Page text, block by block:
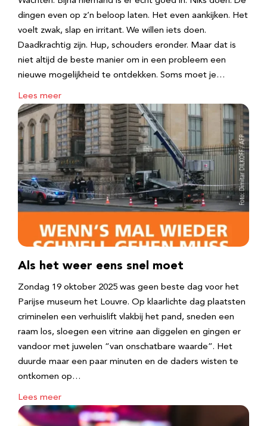
dingen even op z’n beloop laten. Het even aankijken. Het
voelt zwak, slap en irritant. We willen iets doen.
Daadkrachtig zijn. Hup, schouders eronder. Maar dat is
niet altijd de beste manier om in een probleem een
nieuwe mogelijkheid te ontdekken. Soms moet je…
Lees meer
Als het weer eens snel moet
Zondag 19 oktober 2025 was geen beste dag voor het
Parijse museum het Louvre. Op klaarlichte dag plaatsten
criminelen een verhuislift vlakbij het pand, sneden een
raam los, sloegen een vitrine aan diggelen en gingen er
vandoor met juwelen “van onschatbare waarde”. Het
duurde maar een paar minuten en de daders wisten te
ontkomen op…
Lees meer